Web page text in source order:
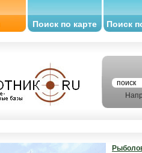
Поиск по карте Поиск